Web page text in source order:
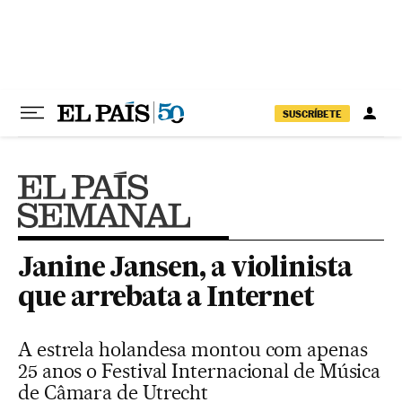
SUSCRÍBETE
Janine Jansen, a violinista
que arrebata a Internet
A estrela holandesa montou com apenas
25 anos o Festival Internacional de Música
de Câmara de Utrecht